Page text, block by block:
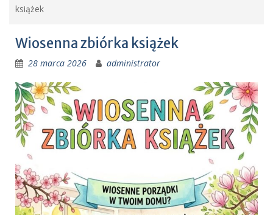
książek
Wiosenna zbiórka książek
28 marca 2026 administrator